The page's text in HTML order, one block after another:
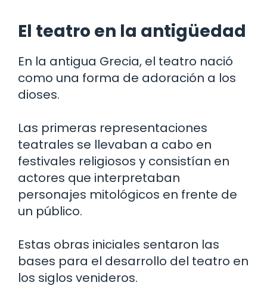
El teatro en la antigüedad
En la antigua Grecia, el teatro nació
como una forma de adoración a los
dioses.
Las primeras representaciones
teatrales se llevaban a cabo en
festivales religiosos y consistían en
actores que interpretaban
personajes mitológicos en frente de
un público.
Estas obras iniciales sentaron las
bases para el desarrollo del teatro en
los siglos venideros.